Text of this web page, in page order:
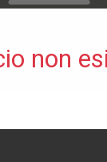
non